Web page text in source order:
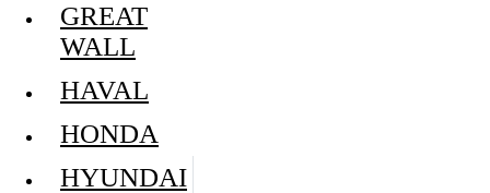
GREAT
WALL
HAVAL
HONDA
HYUNDAI